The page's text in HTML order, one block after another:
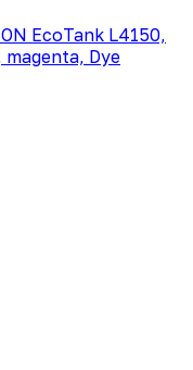
EcoTank L4150,
magenta, Dye